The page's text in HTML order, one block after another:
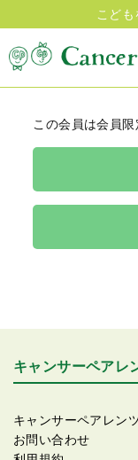
こど
この会員は会員限
キャンサーペアレ
キャンサーペアレン
お問い合わせ